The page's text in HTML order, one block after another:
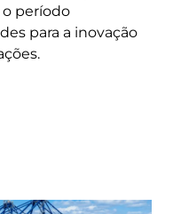
período
para a inovação